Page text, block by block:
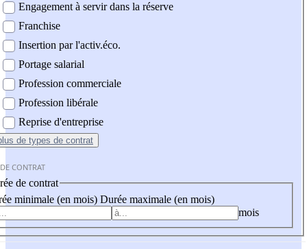
Engagement à servir dans la réserve
Franchise
Insertion par l'activ.éco.
Portage salarial
Profession commerciale
Profession libérale
Reprise d'entreprise
de types de contrat
CONTRAT
de contrat
minimale (en mois) Durée maximale (en mois)
mois